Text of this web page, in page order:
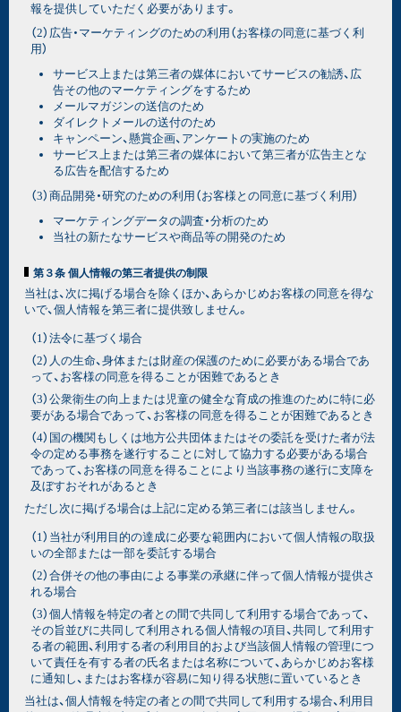
報を提供していただく必要があります。
（2）広告・マーケティングのための利用（お客様の同意に基づく利
用）
サービス上または第三者の媒体においてサービスの勧誘、広
告その他のマーケティングをするため
メールマガジンの送信のため
ダイレクトメールの送付のため
キャンペーン、懸賞企画、アンケートの実施のため
サービス上または第三者の媒体において第三者が広告主とな
る広告を配信するため
（3）商品開発・研究のための利用（お客様との同意に基づく利用）
マーケティングデータの調査・分析のため
当社の新たなサービスや商品等の開発のため
第３条 個人情報の第三者提供の制限
当社は、次に掲げる場合を除くほか、あらかじめお客様の同意を得な
いで、個人情報を第三者に提供致しません。
（1）法令に基づく場合
（2）人の生命、身体または財産の保護のために必要がある場合であ
って、お客様の同意を得ることが困難であるとき
（3）公衆衛生の向上または児童の健全な育成の推進のために特に必
要がある場合であって、お客様の同意を得ることが困難であるとき
（4）国の機関もしくは地方公共団体またはその委託を受けた者が法
令の定める事務を遂行することに対して協力する必要がある場合
であって、お客様の同意を得ることにより当該事務の遂行に支障を
及ぼすおそれがあるとき
ただし次に掲げる場合は上記に定める第三者には該当しません。
（1）当社が利用目的の達成に必要な範囲内において個人情報の取扱
いの全部または一部を委託する場合
（2）合併その他の事由による事業の承継に伴って個人情報が提供さ
れる場合
（3）個人情報を特定の者との間で共同して利用する場合であって、
その旨並びに共同して利用される個人情報の項目、共同して利用す
る者の範囲、利用する者の利用目的および当該個人情報の管理につ
いて責任を有する者の氏名または名称について、あらかじめお客様
に通知し、またはお客様が容易に知り得る状態に置いているとき
当社は、個人情報を特定の者との間で共同して利用する場合、利用目